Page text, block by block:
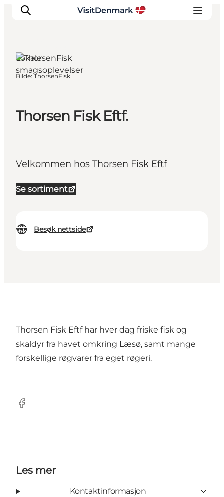
Aktiviteter
Thorsen Fisk Eftf.
Velkommen hos Thorsen Fisk Eftf
Se sortiment
Besøk nettside
Lokale
smagsoplevelser
Bilde: ThorsenFisk
Thorsen Fisk Eftf har hver dag friske fisk og
skaldyr fra havet omkring Læsø, samt mange
forskellige røgvarer fra eget røgeri.
Facebook
Les mer
Kontaktinformasjon